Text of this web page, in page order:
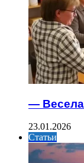
—
23.01.2026
Статьи